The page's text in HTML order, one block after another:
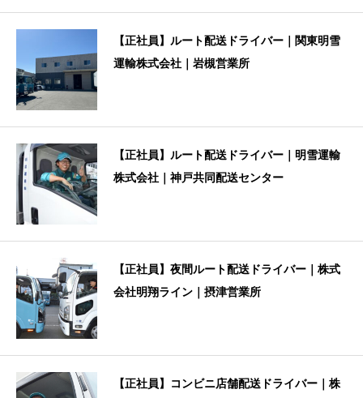
【正社員】ルート配送ドライバー｜関東明雪
運輸株式会社｜岩槻営業所
【正社員】ルート配送ドライバー｜明雪運輸
株式会社｜神戸共同配送センター
【正社員】夜間ルート配送ドライバー｜株式
会社明翔ライン｜摂津営業所
【正社員】コンビニ店舗配送ドライバー｜株